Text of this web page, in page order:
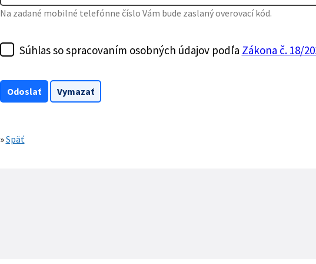
Na zadané mobilné telefónne číslo Vám bude zaslaný overovací kód.
Súhlas so spracovaním osobných údajov podľa Zákona č. 18/
»Späť